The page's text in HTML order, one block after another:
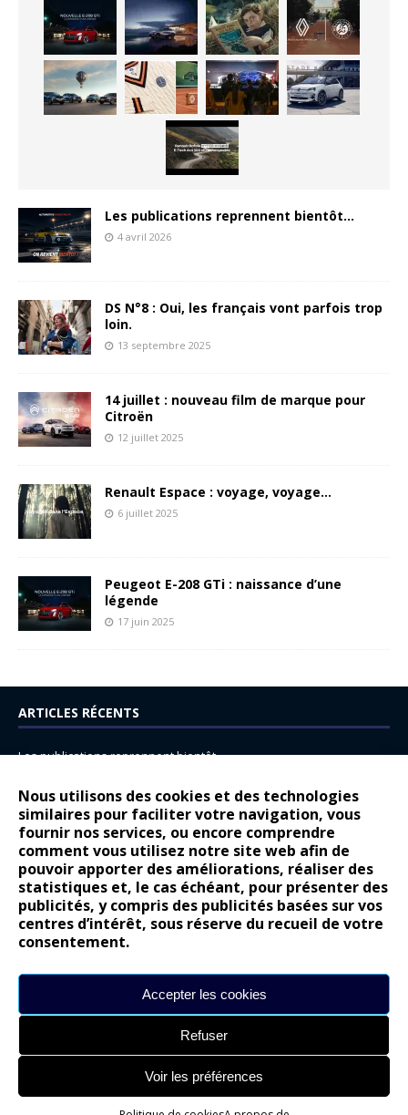
Nous utilisons des cookies et des technologies
similaires pour faciliter votre navigation, vous
fournir nos services, ou encore comprendre
comment vous utilisez notre site web afin de
pouvoir apporter des améliorations, réaliser des
statistiques et, le cas échéant, pour présenter des
publicités, y compris des publicités basées sur vos
centres d’intérêt, sous réserve du recueil de votre
consentement.
Accepter les cookies
Refuser
Voir les préférences
Les publications reprennent bientôt…
4 avril 2026
DS N°8 : Oui, les français vont parfois trop
loin.
13 septembre 2025
14 juillet : nouveau film de marque pour
Citroën
12 juillet 2025
Renault Espace : voyage, voyage…
6 juillet 2025
Peugeot E-208 GTi : naissance d’une
légende
17 juin 2025
ARTICLES RÉCENTS
Les publications reprennent bientôt…
14 juillet : nouveau film de marque pour Citroën
Renault Espace : voyage, voyage…
Peugeot E-208 GTi : naissance d’une légende
COMMENTAIRES RÉCENTS
Bernard Dardartdans
Gilly
gyo
Lancia Ypsilon : naturellement envoûtante ?